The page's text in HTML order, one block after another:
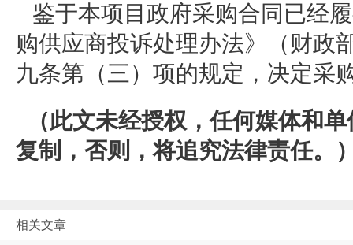
鉴于本项目政府采购合同已经
购供应商投诉处理办法》（财政
九条第（三）项的规定，决定采
（此文未经授权，任何媒体和
复制，否则，将追究法律责任。
相关文章